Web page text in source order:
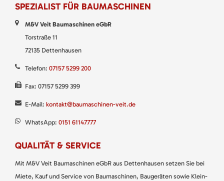
SPEZIALIST FÜR BAUMASCHINEN
M&V Veit Baumaschinen eGbR
Torstraße 11
72135 Dettenhausen
Telefon: 07157 5299 200
Fax: 07157 5299 399
E-Mail: kontakt@baumaschinen-veit.de
WhatsApp: 0151 61147777
QUALITÄT & SERVICE
Mit M&V Veit Baumaschinen eGbR aus Dettenhausen setzen Sie bei
Miete, Kauf und Service von Baumaschinen, Baugeräten sowie Klein-